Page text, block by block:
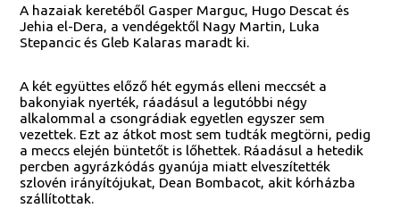
A hazaiak keretéből Gasper Marguc, Hugo Descat és
Jehia el-Dera, a vendégektől Nagy Martin, Luka
Stepancic és Gleb Kalaras maradt ki.
A két együttes előző hét egymás elleni meccsét a
bakonyiak nyerték, ráadásul a legutóbbi négy
alkalommal a csongrádiak egyetlen egyszer sem
vezettek. Ezt az átkot most sem tudták megtörni, pedig
a meccs elején büntetőt is lőhettek. Ráadásul a hetedik
percben agyrázkódás gyanúja miatt elveszítették
szlovén irányítójukat, Dean Bombacot, akit kórházba
szállítottak.